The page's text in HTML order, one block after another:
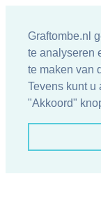
Graftombe.nl
te analyseren
te maken van
Tevens kunt u
"Akkoord"